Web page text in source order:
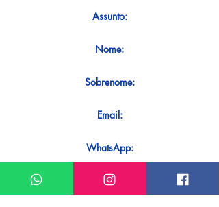
Assunto:
Nome:
Sobrenome:
Email:
WhatsApp:
Mensagem: